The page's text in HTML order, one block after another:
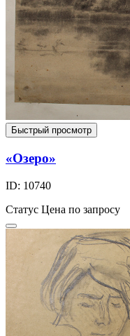
Быстрый просмотр
«Озеро»
ID: 10740
Статус Цена по запросу